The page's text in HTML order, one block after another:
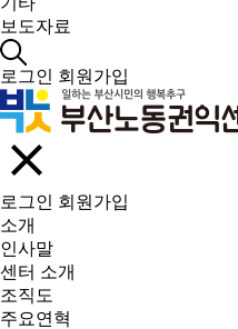
보도자료
로그인 회원가입
로그인 회원가입
소개
인사말
센터 소개
조직도
주요연혁